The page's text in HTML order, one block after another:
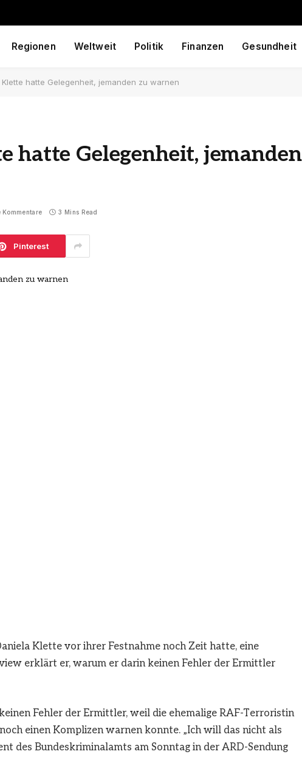
Regionen Weltweit Politik Finanzen Gesundheit
Klette hatte Gelegenheit, jemanden zu warnen
hatte Gelegenheit, jemanden
Kommentare 3 Mins Read
Pinterest
Klette vor ihrer Festnahme noch Zeit hatte, eine
erklärt er, warum er darin keinen Fehler der Ermittler
Fehler der Ermittler, weil die ehemalige RAF-Terroristin
einen Komplizen warnen konnte. „Ich will das nicht als
des Bundeskriminalamts am Sonntag in der ARD-Sendung